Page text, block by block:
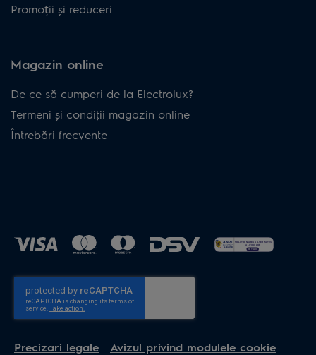
Promoții și reduceri
Magazin online
De ce să cumperi de la Electrolux?
Termeni și condiţii magazin online
Întrebări frecvente
Precizari legale Avizul privind modulele cookie